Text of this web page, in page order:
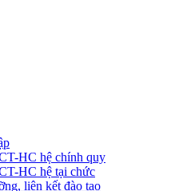
HC hệ chính quy
HC hệ tại chức
liên kết đào tạo